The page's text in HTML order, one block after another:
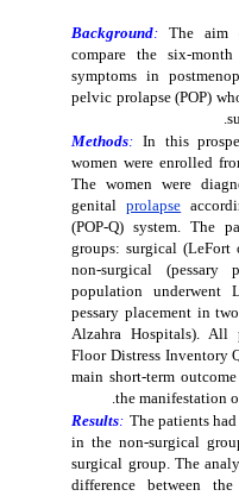
Background :The
compare the six-
symptoms in
pelvic prolapse (POP)
Methods:
In this
women were enrolled
The women were
genitalprolapse
(POP-Q) system.
groups: surgical
non-surgical
population
pessary placement in
Alzahra Hospitals).
Floor Distress
main short-term
the
Results: The patients
in the non-surgical
surgical group. The
difference between